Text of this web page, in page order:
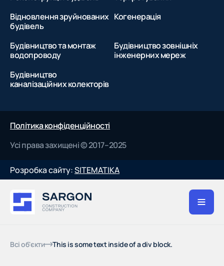
Харкові — САРГОН
. Ми перетворимо вашу ідею на якісний
об'єкт, що служитиме десятиліттями.
Відновлення зруйнованих
будівель
Когенерація
Будівництво та монтаж
водопроводу
Будівництво зовнішніх
інженерних мереж
Будівництво
каналізаційних колекторів
Усі права захищені © 2017–2025
Політика конфіденційності
Розробка сайту:SITEMATIKA
Всі об'єкти This is some text inside of a div block.